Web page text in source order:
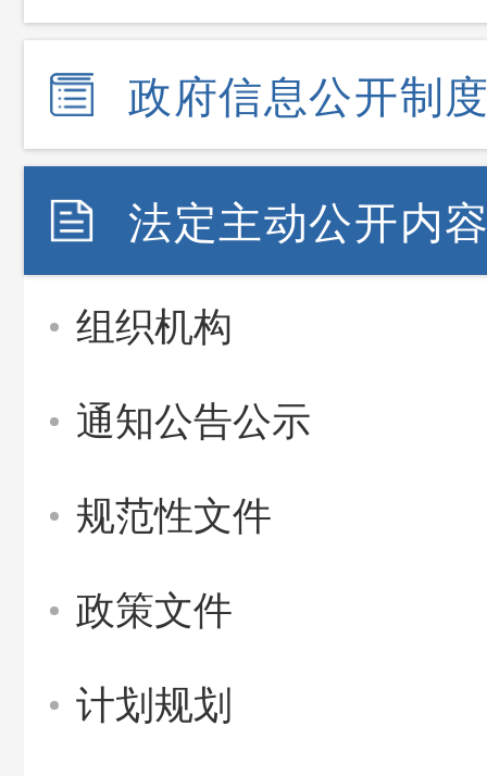
政府信息公开制
法定主动公开内
组织机构
通知公告公示
规范性文件
政策文件
计划规划